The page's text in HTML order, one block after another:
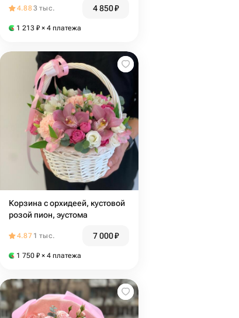
4.883 тыс. 4 850₽
1 213 ₽ × 4 платежа
Корзина с орхидеей, кустовой
розой пион, эустома
4.87 1 тыс. 7 000₽
1 750 ₽ × 4 платежа